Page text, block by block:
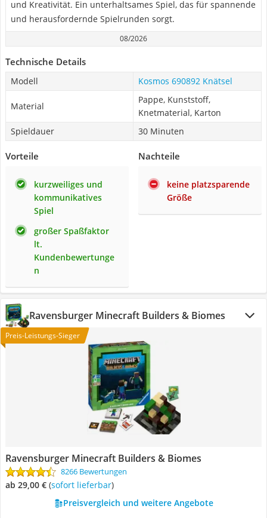
und Kreativität. Ein unterhaltsames Spiel, das für spannende
und herausfordernde Spielrunden sorgt.
08/2026
Technische Details
Modell Kosmos 690892 Knätsel
Material
Pappe, Kunststoff,
Knetmaterial, Karton
Spieldauer
30 Minuten
Vorteile
kurzweiliges und
kommunikatives
Spiel
großer Spaßfaktor
lt.
Kundenbewertunge
n
Nachteile
keine platzsparende
Größe
Ravensburger Minecraft Builders & Biomes
Preis-Leistungs-Sieger
Ravensburger Minecraft Builders & Biomes
8266 Bewertungen
ab 29,00 € ( Sofort lieferbar)
Preisvergleich und weitere Angebote